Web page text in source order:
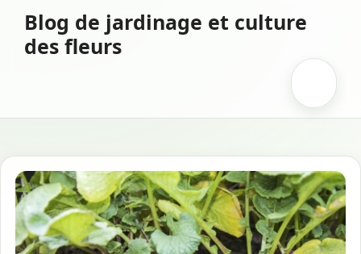
contenu
Blog de jardinage et culture
des fleurs